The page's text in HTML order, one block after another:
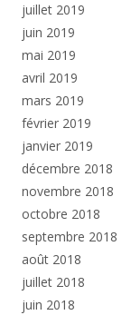
juillet 2019
juin 2019
mai 2019
avril 2019
mars 2019
février 2019
janvier 2019
décembre 2018
novembre 2018
octobre 2018
septembre 2018
août 2018
juillet 2018
juin 2018